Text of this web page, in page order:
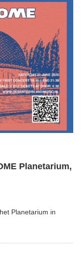
Planetarium,
Planetarium in